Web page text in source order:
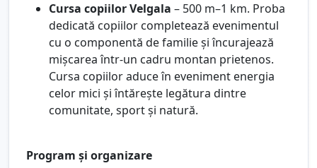
Cursa copiilor Velgala – 500 m–1 km. Proba
dedicată copiilor completează evenimentul
cu o componentă de familie și încurajează
mișcarea într-un cadru montan prietenos.
Cursa copiilor aduce în eveniment energia
celor mici și întărește legătura dintre
comunitate, sport și natură.
Program și organizare